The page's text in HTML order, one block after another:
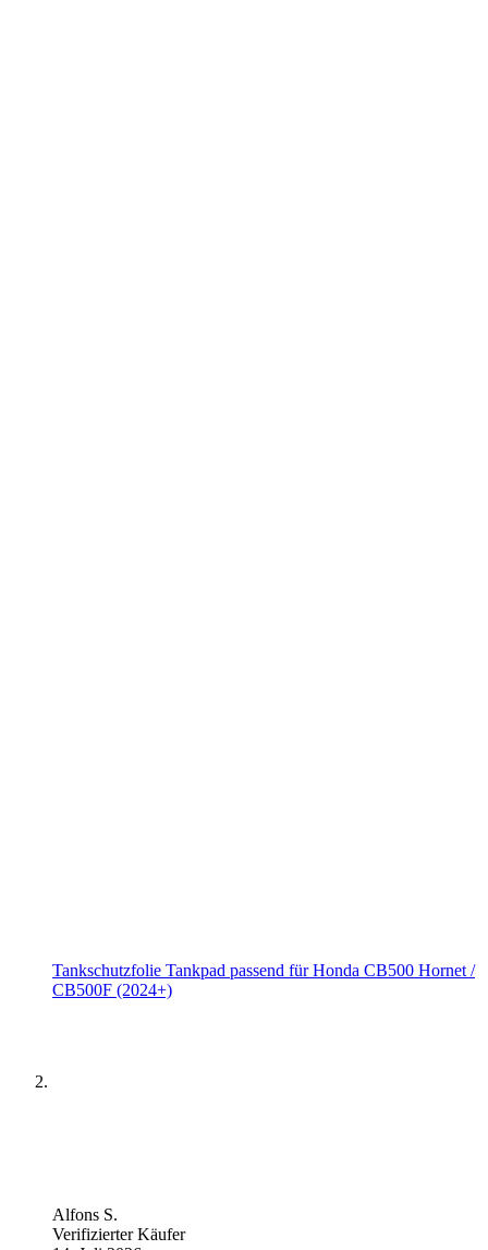
Tankschutzfolie Tankpad passend für Honda CB500 Hornet /
CB500F (2024+)
Alfons S.
Verifizierter Käufer